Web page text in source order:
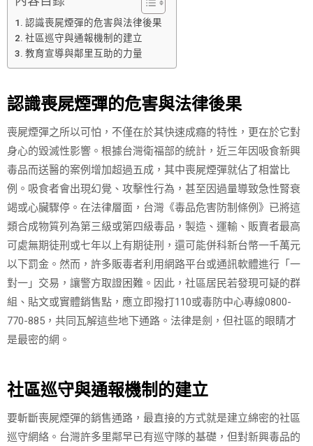
認識喪屍煙彈的危害與法律後果
社區巡守與通報機制的建立
教育宣導與鄰里互助的力量
認識喪屍煙彈的危害與法律後果
喪屍煙彈之所以可怕，不僅在於其快速成癮的特性，更在於它對
身心的毀滅性影響。根據台灣衛福部的統計，近三年因吸食新興
毒品而送醫的案例增加超過五成，其中喪屍煙彈就佔了相當比
例。吸食者會出現幻覺、攻擊性行為，甚至因過量導致急性腎衰
竭或心臟驟停。在法律層面，台灣《毒品危害防制條例》已將這
類合成物質列為第三級或第四級毒品，製造、運輸、販賣者最高
可處無期徒刑或七年以上有期徒刑，還可能併科新台幣一千萬元
以下罰金。然而，許多販毒者利用網路平台或通訊軟體進行「一
對一」交易，讓警方取證困難。因此，社區居民若發現可疑的群
組、貼文或實體銷售點，應立即撥打110或毒防中心專線0800-
770-885，共同瓦解這些地下通路。法律是劍，但社區的眼睛才
是最密的網。
社區巡守與通報機制的建立
要斬斷喪屍煙彈的銷售通路，最直接的方式就是建立綿密的社區
巡守網絡。台灣許多里鄰早已有巡守隊的基礎，但對新興毒品的